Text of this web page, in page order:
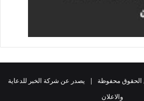
2026، جميع الحقوق محفوظة | يصدر عن شركة الخبر للدعاية
والاعلان